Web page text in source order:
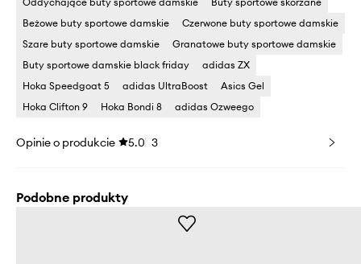
Beżowe buty sportowe damskie
Czerwone buty sportowe damskie
Szare buty sportowe damskie
Granatowe buty sportowe damskie
Buty sportowe damskie black friday
adidas ZX
Hoka Speedgoat 5
adidas UltraBoost
Asics Gel
Hoka Clifton 9
Hoka Bondi 8 adidas Ozweego
Opinie o produkcie 5.0 3
Podobne produkty